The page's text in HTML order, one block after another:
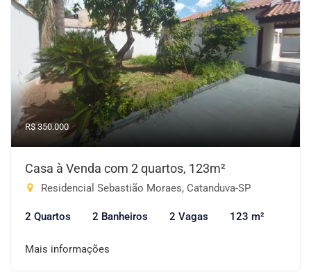
R$ 350.000
Casa à Venda com 2 quartos, 123m²
Residencial Sebastião Moraes, Catanduva-SP
2 Quartos 2 Banheiros 2 Vagas 123 m²
Mais informações